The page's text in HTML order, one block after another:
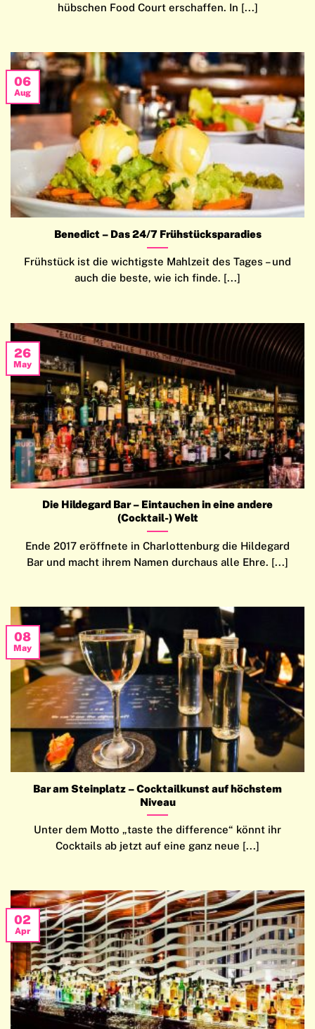
hübschen Food Court erschaffen. In [...]
Benedict – Das 24/7 Frühstücksparadies
Frühstück ist die wichtigste Mahlzeit des Tages – und
auch die beste, wie ich finde. [...]
06
Aug
Die Hildegard Bar – Eintauchen in eine andere
(Cocktail-) Welt
Ende 2017 eröffnete in Charlottenburg die Hildegard
Bar und macht ihrem Namen durchaus alle Ehre. [...]
26
May
Bar am Steinplatz – Cocktailkunst auf höchstem
Niveau
Unter dem Motto „taste the difference“ könnt ihr
Cocktails ab jetzt auf eine ganz neue [...]
08
May
02
Apr